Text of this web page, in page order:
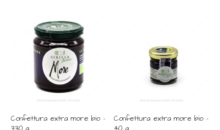
Confettura extra more bio –
Confettura extra more bio –